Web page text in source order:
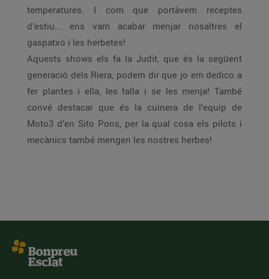
temperatures. I com que portàvem receptes
d’estiu... ens vam acabar menjar nosaltres el
gaspatxo i les herbetes!
Aquests shows els fa la Judit, que és la següent
generació dels Riera, podem dir que jo em dedico a
fer plantes i ella, les talla i se les menja! També
convé destacar que és la cuinera de l’equip de
Moto3 d’en Sito Pons, per la qual cosa els pilots i
mecànics també mengen les nostres herbes!